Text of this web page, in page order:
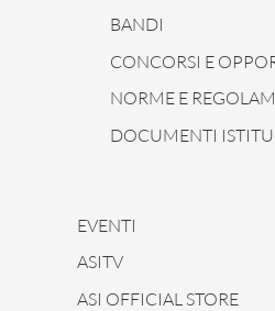
BANDI
CONCORSI E
NORME E
DOCUMENTI
EVENTI
ASITV
ASI OFFICIAL STORE